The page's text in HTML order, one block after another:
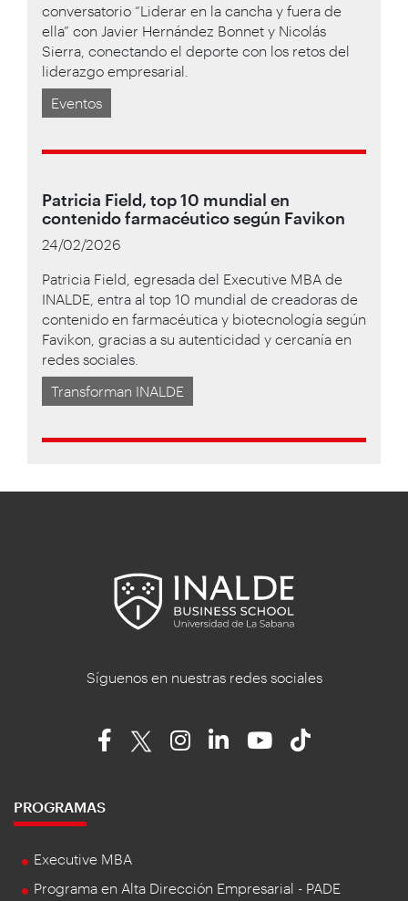
conversatorio “Liderar en la cancha y fuera de
ella” con Javier Hernández Bonnet y Nicolás
Sierra, conectando el deporte con los retos del
liderazgo empresarial.
Eventos
Patricia Field, top 10 mundial en
contenido farmacéutico según Favikon
24/02/2026
Patricia Field, egresada del Executive MBA de
INALDE, entra al top 10 mundial de creadoras de
contenido en farmacéutica y biotecnología según
Favikon, gracias a su autenticidad y cercanía en
redes sociales.
Transforman INALDE
Síguenos en nuestras redes sociales
PROGRAMAS
Executive MBA
Programa en Alta Dirección Empresarial - PADE